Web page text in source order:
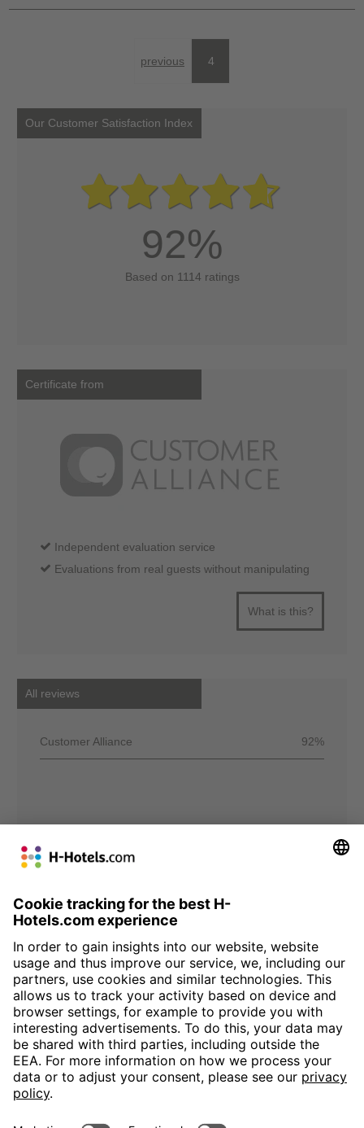
previous 4
Our Customer Satisfaction Index
92%
Based on 1114 ratings
Certificate from
Independent evaluation service
Evaluations from real guests without manipulating
What is this?
All reviews
Customer Alliance 92%